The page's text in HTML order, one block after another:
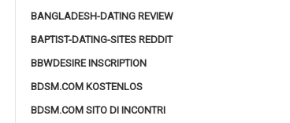
BANGLADESH-DATING REVIEW
BAPTIST-DATING-SITES REDDIT
BBWDESIRE INSCRIPTION
BDSM.COM KOSTENLOS
BDSM.COM SITO DI INCONTRI